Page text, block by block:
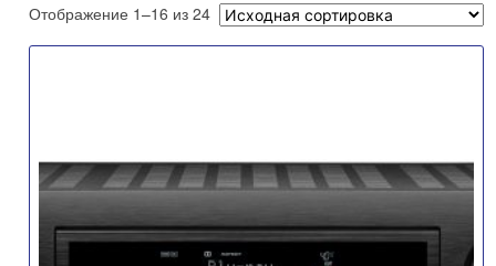
Отображение 1–16 из 24